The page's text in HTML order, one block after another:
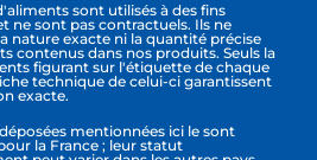
sont utilisés à des fins
ne sont pas contractuels. Ils ne
nature exacte ni la quantité précise
contenus dans nos produits. Seuls la
figurant sur l'étiquette de chaque
technique de celui-ci garantissent
exacte.
mentionnées ici le sont
la France ; leur statut